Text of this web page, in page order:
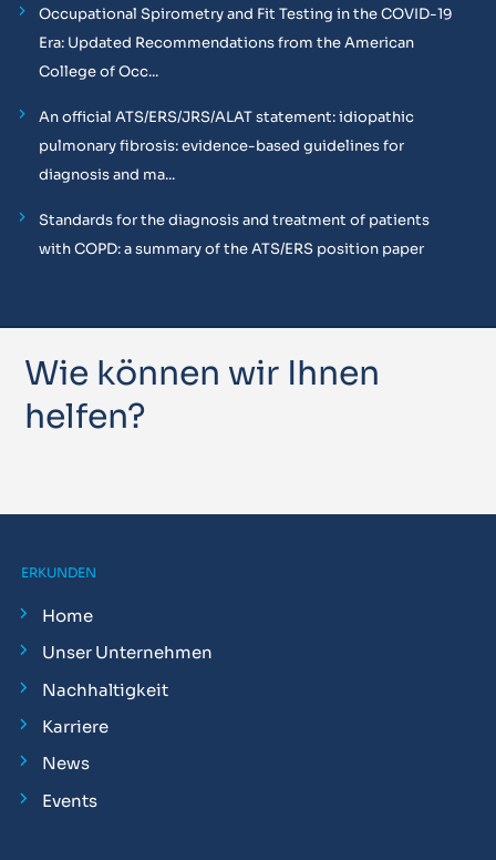
Occupational Spirometry and Fit Testing in the COVID-19
Era: Updated Recommendations from the American
College of Occ...
An official ATS/ERS/JRS/ALAT statement: idiopathic
pulmonary fibrosis: evidence-based guidelines for
diagnosis and ma...
Standards for the diagnosis and treatment of patients
with COPD: a summary of the ATS/ERS position paper
Wie können wir Ihnen
helfen?
ERKUNDEN
Home
Unser Unternehmen
Nachhaltigkeit
Karriere
News
Events